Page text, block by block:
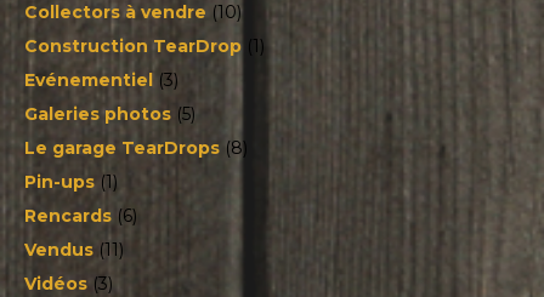
Collectors à vendre (10)
Construction TearDrop (1)
Evénementiel
(3)
Galeries photos (5)
Le garage TearDrops (8)
Pin-ups (1)
Rencards (6)
Vendus (11)
Vidéos (3)